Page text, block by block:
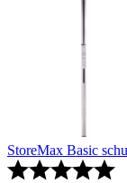
StoreMax Basic